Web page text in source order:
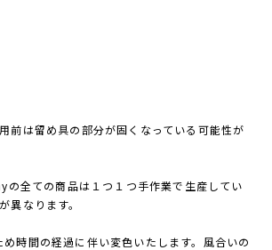
前は留め具の部分が固くなっている可能性が
全ての商品は１つ１つ手作業で生産してい
異なります。
時間の経過に伴い変色いたします。風合いの